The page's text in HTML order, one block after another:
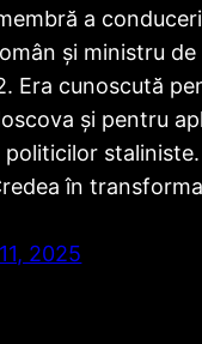
a
și ministru
Era cunoscută
și pentru
în
2025